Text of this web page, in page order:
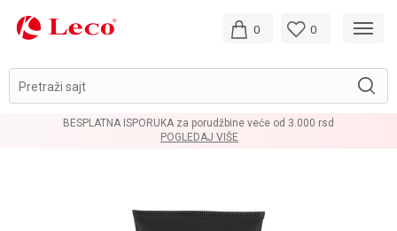
Pretraži sajt
0 0
BESPLATNA ISPORUKA za porudžbine veće od 3.000 rsd
POGLEDAJ VIŠE